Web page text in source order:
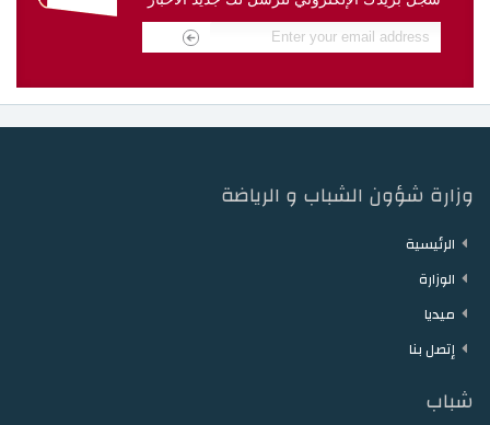
دار الشباب توزر دار الشباب دقاش دار الشباب نفطة
وزارة شؤون الشباب و الرياضة
الرئيسية
الوزارة
ميديا
إتصل بنا
شباب